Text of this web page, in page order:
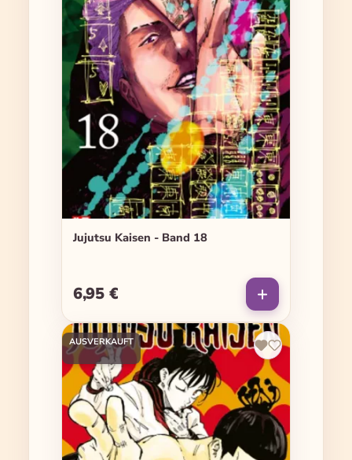
Jujutsu Kaisen - Band 18
Regulärer Preis:
6,95 €
AUSVERKAUFT